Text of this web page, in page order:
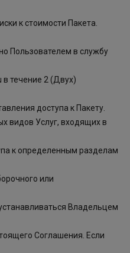
к стоимости Пакета.
Пользователем в службу
в течение 2 (Двух)
доступа к Пакету.
видов Услуг, входящих в
к определенным разделам
или
Владельцем
Соглашения. Если